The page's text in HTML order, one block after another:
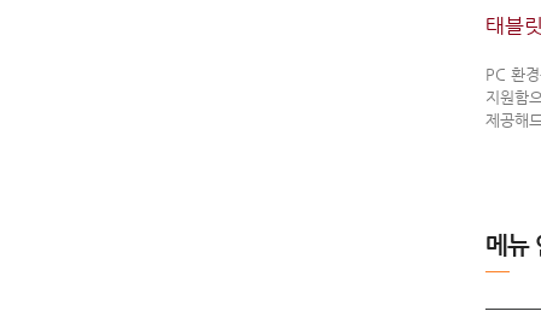
태블
PC 환
지원함
제공해
메뉴